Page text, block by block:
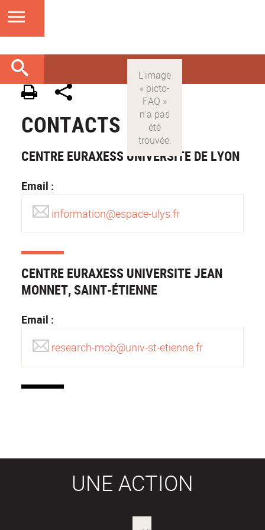
CONTACTS
CENTRE EURAXESS UNIVERSITE DE LYON
Email :
information@espace-ulys.fr
CENTRE EURAXESS UNIVERSITE JEAN
MONNET, SAINT-ÉTIENNE
Email :
research-mob@univ-st-etienne.fr
UNE ACTION